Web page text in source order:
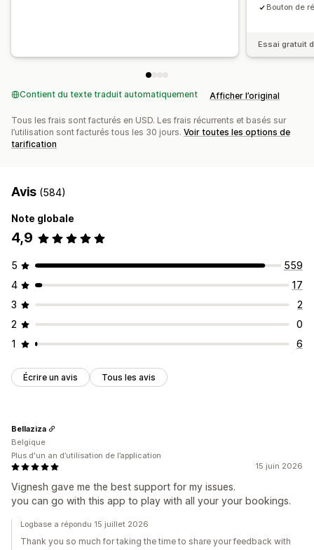
Bouton de
Essai gratuit
Contient du texte traduit automatiquement Afficher l’original
Tous les frais sont facturés en USD. Les frais récurrents et basés sur
l’utilisation sont facturés tous les 30 jours. Voir toutes les options de
tarification
Avis (584)
Note globale
4,9
5
559
4
17
3
2
2
0
1
6
Écrire un avis Tous les avis
15 juin 2026
Vignesh gave me the best support for my issues.
you can go with this app to play with all your your bookings.
Bellaziza
Belgique
Plus d'un an d’utilisation de l’application
Logbase a répondu 15 juillet 2026
Thank you so much for taking the time to share your feedback with